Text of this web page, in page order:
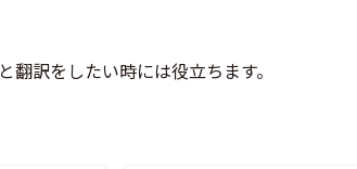
訳をしたい時には役立ちます。